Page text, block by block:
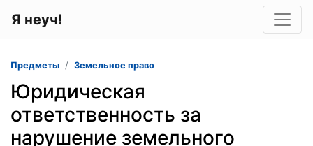
Я неуч!
Предметы Земельное право
Юридическая
ответственность за
нарушение земельного